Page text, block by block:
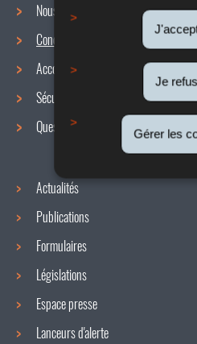
Je
Gérer les
Menu
de
navigation
Nous connaître
Conditions de travail
Accords collectifs
Sécurité / Santé au travail
Questions / réponses
Actualités
Publications
Formulaires
Législations
Espace presse
Lanceurs d'alerte